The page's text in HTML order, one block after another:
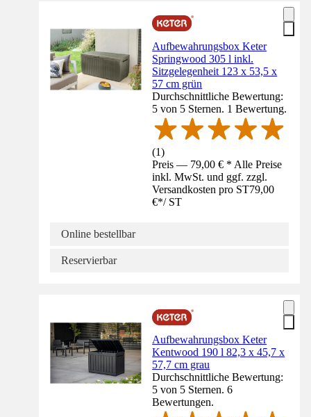
Aufbewahrungsbox Keter
Springwood 305 l inkl.
Sitzgelegenheit 123 x 53,5 x
57 cm grün
Durchschnittliche Bewertung:
5 von 5 Sternen. 1 Bewertung.
(1)
Preis — 79,00 € * Alle Preise
inkl. MwSt. und ggf. zzgl.
Versandkosten pro ST79,00
€*/ ST
Online bestellbar
Reservierbar
Aufbewahrungsbox Keter
Kentwood 190 l 82,3 x 45,7 x
57,7 cm grau
Durchschnittliche Bewertung:
5 von 5 Sternen. 6
Bewertungen.